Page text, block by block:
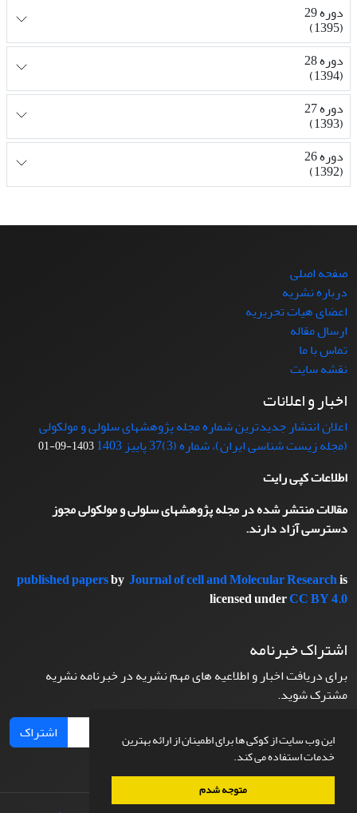
این وب سایت از کوکی ها برای اطمینان از ارائه بهترین
خدمات استفاده می کند.
متوجه شدم
دوره 29
(1395)
دوره 28
(1394)
دوره 27
(1393)
دوره 26
(1392)
صفحه اصلی
درباره نشریه
اعضای هیات تحریریه
ارسال مقاله
تماس با ما
نقشه سایت
اخبار و اعلانات
اعلان انتشار جدیدترین شماره مجله پژوهشهای سلولی و مولکولی
(مجله زیست شناسی ایران)، شماره (3)37 پاییز 1403
1403-09-01
اطلاعات کپی رایت
مقالات منتشر شده در مجله پژوهشهای سلولی و مولکولی مجوز
دسترسی آزاد دارند.
published papersby Journal of cell and Molecular Researchis
licensed underCC BY 4.0
اشتراک خبرنامه
برای دریافت اخبار و اطلاعیه های مهم نشریه در خبرنامه نشریه
مشترک شوید.
اشتراک